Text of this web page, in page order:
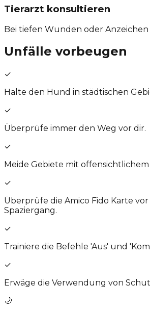
Tierarzt konsultieren
Bei tiefen Wunden oder
Unfälle vorbeugen
✓
Halte den Hund in städtischen
✓
Überprüfe immer den Weg vor dir.
✓
Meide Gebiete mit
✓
Überprüfe die Amico Fido Karte
Spaziergang.
✓
Trainiere die Befehle 'Aus' und
✓
Erwäge die Verwendung von
🌙